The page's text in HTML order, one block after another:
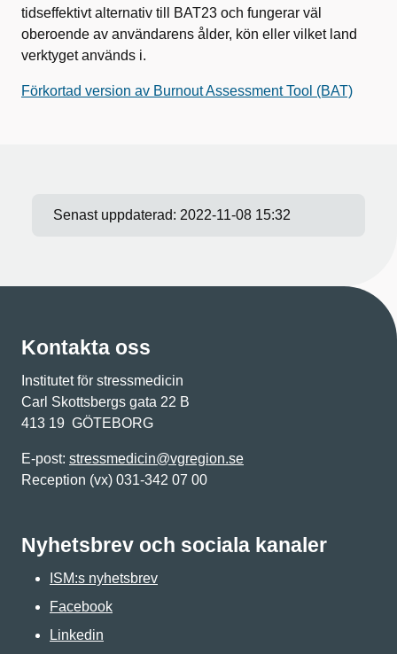
tidseffektivt alternativ till BAT23 och fungerar väl
oberoende av användarens ålder, kön eller vilket land
verktyget används i.
Förkortad version av Burnout Assessment Tool (BAT)
Senast uppdaterad: 2022-11-08 15:32
Kontakta oss
Institutet för stressmedicin
Carl Skottsbergs gata 22 B
413 19 GÖTEBORG
E-post: stressmedicin@vgregion.se
Reception (vx) 031-342 07 00
Nyhetsbrev och sociala kanaler
ISM:s nyhetsbrev
Facebook
Linkedin